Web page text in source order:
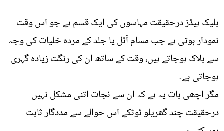
بلیک ہیڈز درحقیقت مہاسوں کی ایک قسم ہے جو اس وقت
نمودار ہوتی ہے جب مسام آئل یا جلد کے مردہ خلیات کی وجہ
سے بلاک ہوجاتے ہیں، وقت کے ساتھ ان کی رنگت زیادہ گہری
ہوجاتی ہے۔
مگر اچھی بات یہ ہے کہ ان سے نجات اتنی مشکل نہیں
درحقیقت چند گھریلو ٹوٹکے اس حوالے سے مددگار ثابت